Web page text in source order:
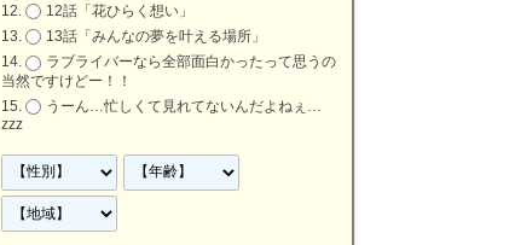
12話「花ひらく想い」
13話「みんなの夢を叶える場所」
ラブライバーなら全部面白かったって思うの
当然ですけどー！！
うーん…忙しくて見れてないんだよねぇ…
zzz